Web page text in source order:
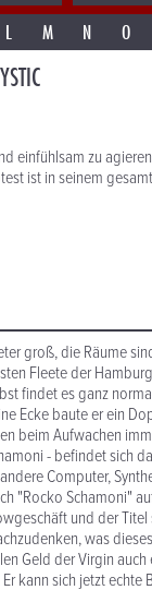
L M N O
einfühlsam zu
ist in seinem
groß, die Räume
Fleete der
findet es ganz
Ecke baute er ein
beim Aufwachen
- befindet sich
Computer,
"Rocko Schamoni"
und der
was
Geld der Virgin
kann sich jetzt echte